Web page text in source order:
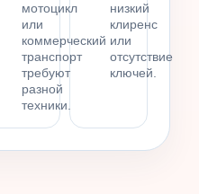
мотоцикл
или
коммерческий
транспорт
требуют
разной
техники.
низкий
клиренс
или
отсутствие
ключей.